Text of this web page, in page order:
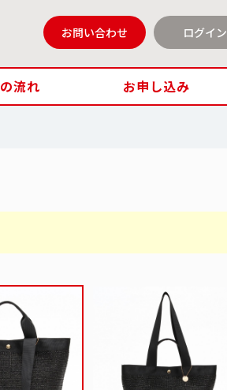
お問い合わせ ログイン
流れ お申し込み